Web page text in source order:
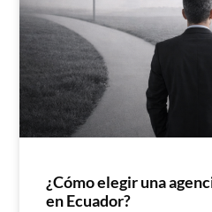
¿Cómo elegir una
en Ecuador?